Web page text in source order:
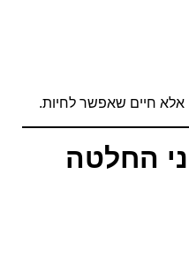
אלא חיים שאפשר לחיות.
החלטה